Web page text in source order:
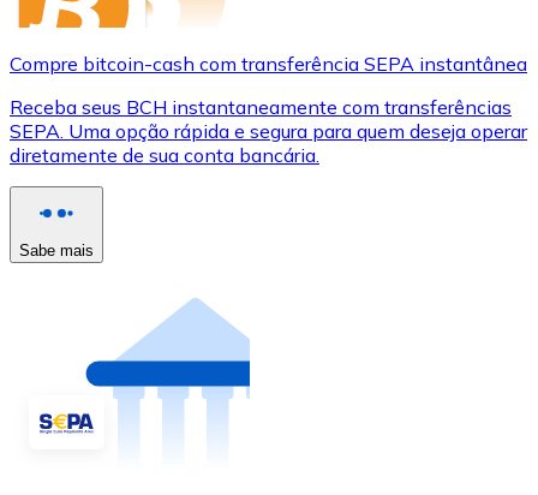
Compre bitcoin-cash com transferência SEPA instantânea
Receba seus BCH instantaneamente com transferências
SEPA. Uma opção rápida e segura para quem deseja operar
diretamente de sua conta bancária.
Sabe mais